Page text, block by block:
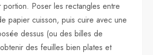
Poser les rectangles entre
papier cuisson, puis cuire avec une
dessus (ou des billes de
des feuilles bien plates et